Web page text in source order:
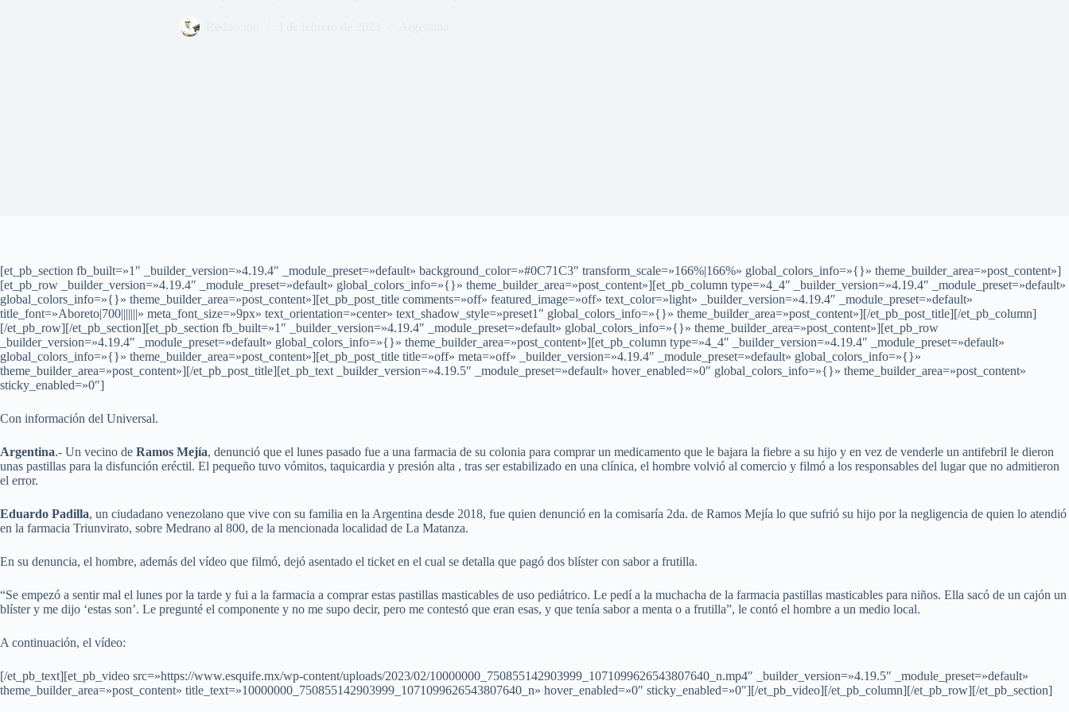
[et_pb_section fb_built=»1″ _builder_version=»4.19.4″ _module_preset=»default» background_color=»#0C71C3″ transform_scale=»166%|166%» global_colors_info=»{}» theme_builder_area=»post_content»]
[et_pb_row _builder_version=»4.19.4″ _module_preset=»default» global_colors_info=»{}» theme_builder_area=»post_content»][et_pb_column type=»4_4″ _builder_version=»4.19.4″ _module_preset=»default»
global_colors_info=»{}» theme_builder_area=»post_content»][et_pb_post_title comments=»off» featured_image=»off» text_color=»light» _builder_version=»4.19.4″ _module_preset=»default»
title_font=»Aboreto|700|||||||» meta_font_size=»9px» text_orientation=»center» text_shadow_style=»preset1″ global_colors_info=»{}» theme_builder_area=»post_content»][/et_pb_post_title][/et_pb_column]
[/et_pb_row][/et_pb_section][et_pb_section fb_built=»1″ _builder_version=»4.19.4″ _module_preset=»default» global_colors_info=»{}» theme_builder_area=»post_content»][et_pb_row
_builder_version=»4.19.4″ _module_preset=»default» global_colors_info=»{}» theme_builder_area=»post_content»][et_pb_column type=»4_4″ _builder_version=»4.19.4″ _module_preset=»default»
global_colors_info=»{}» theme_builder_area=»post_content»][et_pb_post_title title=»off» meta=»off» _builder_version=»4.19.4″ _module_preset=»default» global_colors_info=»{}»
theme_builder_area=»post_content»][/et_pb_post_title][et_pb_text _builder_version=»4.19.5″ _module_preset=»default» hover_enabled=»0″ global_colors_info=»{}» theme_builder_area=»post_content»
sticky_enabled=»0″]
Con información del Universal.
Argentina.- Un vecino de Ramos Mejía, denunció que el lunes pasado fue a una farmacia de su colonia para comprar un medicamento que le bajara la fiebre a su hijo y en vez de venderle un antifebril le dieron
unas pastillas para la disfunción eréctil. El pequeño tuvo vómitos, taquicardia y presión alta , tras ser estabilizado en una clínica, el hombre volvió al comercio y filmó a los responsables del lugar que no admitieron
el error.
Eduardo Padilla, un ciudadano venezolano que vive con su familia en la Argentina desde 2018, fue quien denunció en la comisaría 2da. de Ramos Mejía lo que sufrió su hijo por la negligencia de quien lo atendió
en la farmacia Triunvirato, sobre Medrano al 800, de la mencionada localidad de La Matanza.
En su denuncia, el hombre, además del vídeo que filmó, dejó asentado el ticket en el cual se detalla que pagó dos blíster con sabor a frutilla.
“Se empezó a sentir mal el lunes por la tarde y fui a la farmacia a comprar estas pastillas masticables de uso pediátrico. Le pedí a la muchacha de la farmacia pastillas masticables para niños. Ella sacó de un cajón un
blíster y me dijo ‘estas son’. Le pregunté el componente y no me supo decir, pero me contestó que eran esas, y que tenía sabor a menta o a frutilla”, le contó el hombre a un medio local.
A continuación, el vídeo:
[/et_pb_text][et_pb_video src=»https://www.esquife.mx/wp-content/uploads/2023/02/10000000_750855142903999_1071099626543807640_n.mp4″ _builder_version=»4.19.5″ _module_preset=»default»
theme_builder_area=»post_content» title_text=»10000000_750855142903999_1071099626543807640_n» hover_enabled=»0″ sticky_enabled=»0″][/et_pb_video][/et_pb_column][/et_pb_row][/et_pb_section]